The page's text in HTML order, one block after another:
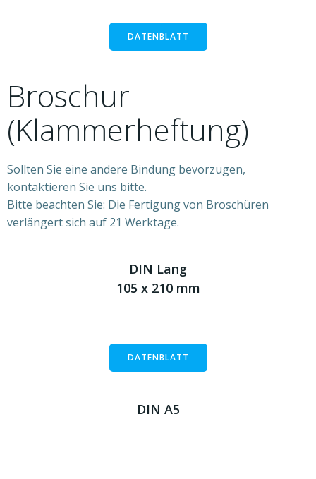
DATENBLATT
Broschur
(Klammerheftung)
Sollten Sie eine andere Bindung bevorzugen,
kontaktieren Sie uns bitte.
Bitte beachten Sie: Die Fertigung von Broschüren
verlängert sich auf 21 Werktage.
DIN Lang
105 x 210 mm
DATENBLATT
DIN A5